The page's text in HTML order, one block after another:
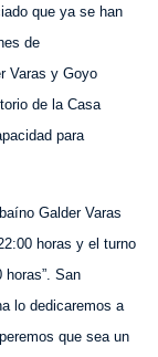
que ya se han
de
Varas y Goyo
de la Casa
para
Galder Varas
horas y el turno
San
lo dedicaremos a
que sea un